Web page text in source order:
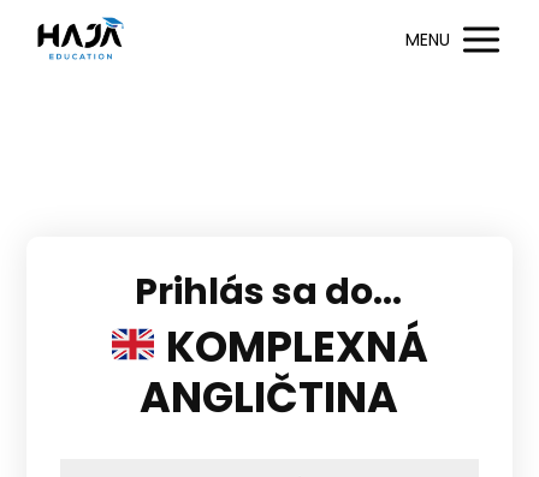
MENU
Prihlás sa do...
KOMPLEXNÁ
ANGLIČTINA